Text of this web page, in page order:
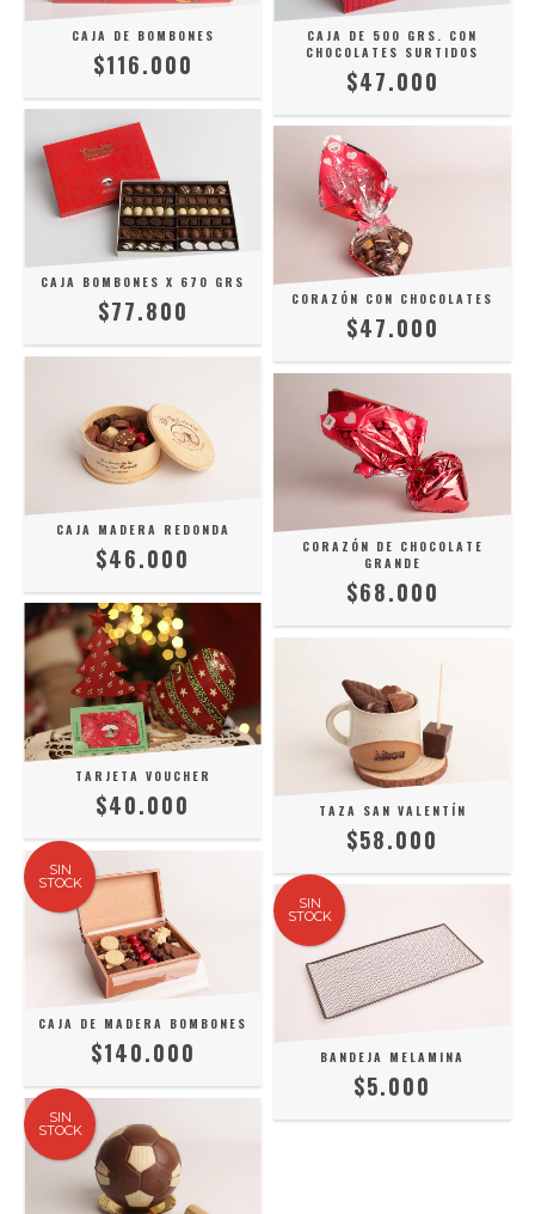
CAJA DE BOMBONES
$116.000
CAJA DE 500 GRS. CON
CHOCOLATES SURTIDOS
$47.000
CAJA BOMBONES X 670 GRS
$77.800 CORAZÓN CON CHOCOLATES
$47.000
CAJA MADERA REDONDA
$46.000
CORAZÓN DE CHOCOLATE
GRANDE
$68.000
TARJETA VOUCHER
$40.000 TAZA SAN VALENTÍN
$58.000
SIN
STOCK
CAJA DE MADERA BOMBONES
$140.000
SIN
STOCK
BANDEJA MELAMINA
$5.000
SIN
STOCK